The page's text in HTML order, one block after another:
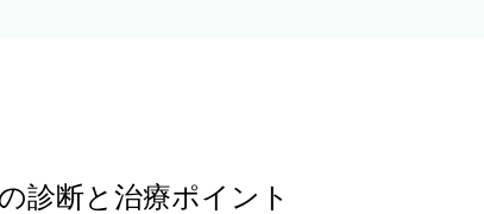
診断と治療ポイント